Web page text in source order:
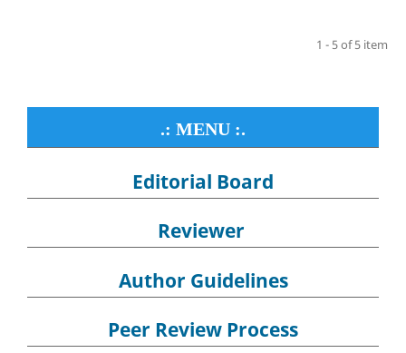
1 - 5 of 5 item
.: MENU :.
Editorial Board
Reviewer
Author Guidelines
Peer Review Process